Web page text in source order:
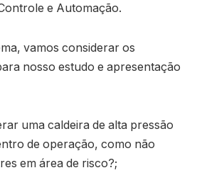
e Automação.
vamos considerar os
nosso estudo e apresentação
uma caldeira de alta pressão
de operação, como não
em área de risco?;